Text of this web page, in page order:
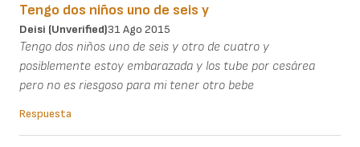
Tengo dos niños uno de seis y
Deisi (unverified)31 Ago 2015
Tengo dos niños uno de seis y otro de cuatro y
posiblemente estoy embarazada y los tube por cesárea
pero no es riesgoso para mi tener otro bebe
Respuesta